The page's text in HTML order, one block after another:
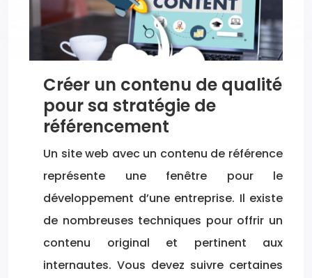
Créer un contenu de qualité
pour sa stratégie de
référencement
Un site web avec un contenu de référence
représente une fenêtre pour le
développement d’une entreprise. Il existe
de nombreuses techniques pour offrir un
contenu original et pertinent aux
internautes. Vous devez suivre certaines